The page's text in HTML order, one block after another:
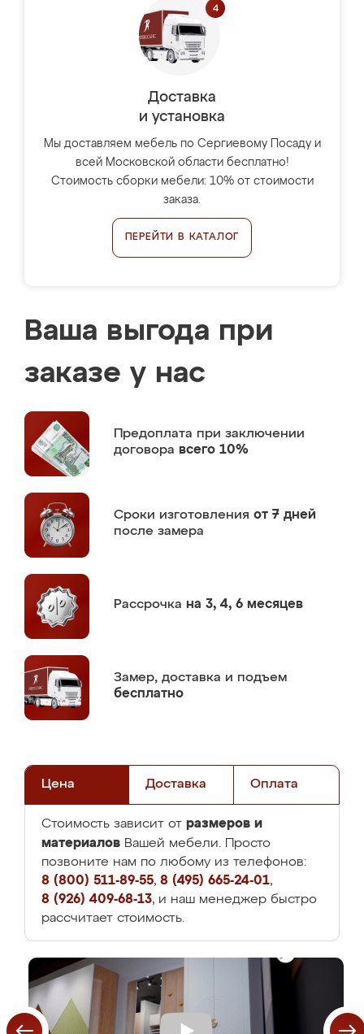
Доставка
и установка
Мы доставляем мебель по Сергиевому Посаду и
всей Московской области бесплатно!
Стоимость сборки мебели: 10% от стоимости
заказа.
ПЕРЕЙТИ В КАТАЛОГ
Ваша выгода при
заказе у нас
Предоплата при заключении
договора всего 10%
Сроки изготовления от 7 дней
после замера
Рассрочка на 3, 4, 6 месяцев
Замер, доставка и подъем
бесплатно
Цена Доставка Оплата
Стоимость зависит от размеров и
материалов Вашей мебели. Просто
позвоните нам по любому из телефонов:
8 (800) 511-89-55, 8 (495) 665-24-01,
8 (926) 409-68-13, и наш менеджер быстро
рассчитает стоимость.